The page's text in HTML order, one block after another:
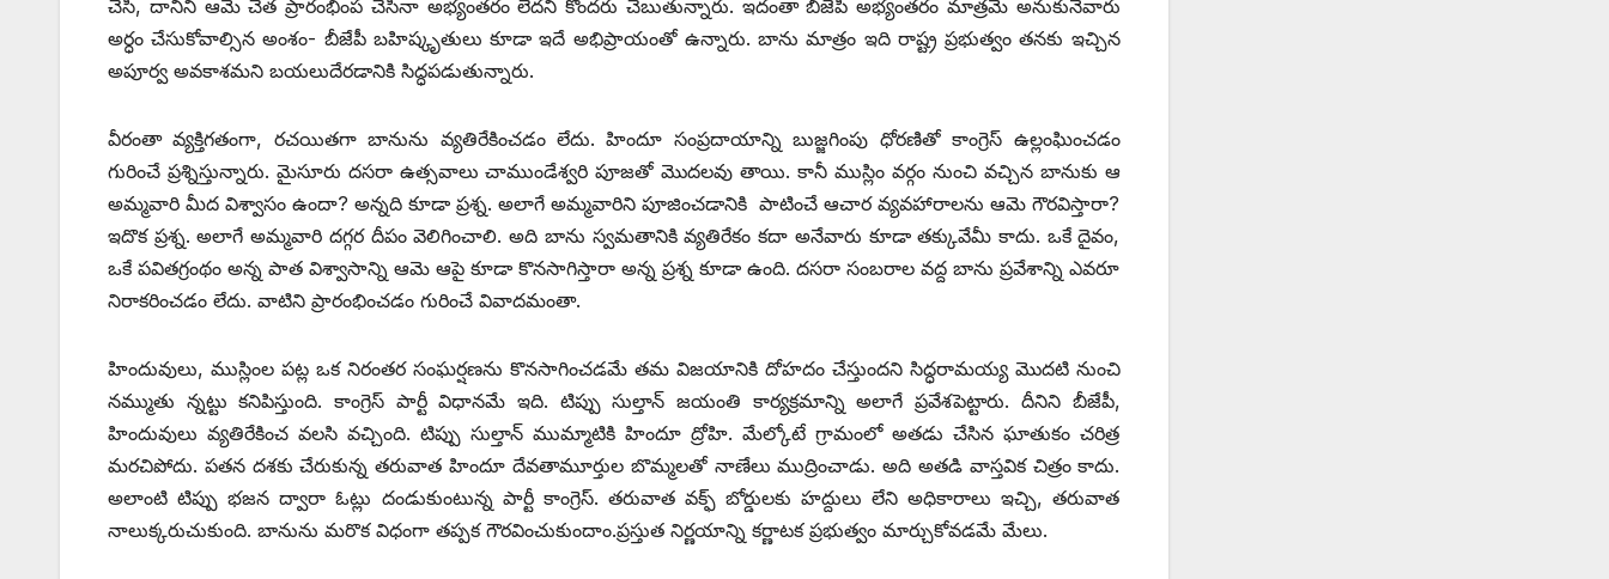
చేసి, దానిని ఆమె చేత ప్రారంభింప చేసినా అభ్యంతరం లేదని కొందరు చెబుతున్నారు. ఇదంతా బీజేపీ అభ్యంతరం మాత్రమే అనుకునేవారు
అర్ధం చేసుకోవాల్సిన అంశం- బీజేపీ బహిష్కృతులు కూడా ఇదే అభిప్రాయంతో ఉన్నారు. బాను మాత్రం ఇది రాష్ట్ర ప్రభుత్వం తనకు ఇచ్చిన
అపూర్వ అవకాశమని బయలుదేరడానికి సిద్ధపడుతున్నారు.
వీరంతా వ్యక్తిగతంగా, రచయితగా బానును వ్యతిరేకించడం లేదు. హిందూ సంప్రదాయాన్ని బుజ్జగింపు ధోరణితో కాంగ్రెస్‌ ఉల్లంఘించడం
గురించే ప్రశ్నిస్తున్నారు. మైసూరు దసరా ఉత్సవాలు చాముండేశ్వరి పూజతో మొదలవు తాయి. కానీ ముస్లిం వర్గం నుంచి వచ్చిన బానుకు ఆ
అమ్మవారి మీద విశ్వాసం ఉందా? అన్నది కూడా ప్రశ్న. అలాగే అమ్మవారిని పూజించడానికి పాటించే ఆచార వ్యవహారాలను ఆమె గౌరవిస్తారా?
ఇదొక ప్రశ్న. అలాగే అమ్మవారి దగ్గర దీపం వెలిగించాలి. అది బాను స్వమతానికి వ్యతిరేకం కదా అనేవారు కూడా తక్కువేమీ కాదు. ఒకే దైవం,
ఒకే పవితగ్రంథం అన్న పాత విశ్వాసాన్ని ఆమె ఆపై కూడా కొనసాగిస్తారా అన్న ప్రశ్న కూడా ఉంది. దసరా సంబరాల వద్ద బాను ప్రవేశాన్ని ఎవరూ
నిరాకరించడం లేదు. వాటిని ప్రారంభించడం గురించే వివాదమంతా.
హిందువులు, ముస్లింల పట్ల ఒక నిరంతర సంఘర్షణను కొనసాగించడమే తమ విజయానికి దోహదం చేస్తుందని సిద్ధరామయ్య మొదటి నుంచి
నమ్ముతు న్నట్టు కనిపిస్తుంది. కాంగ్రెస్‌ ‌పార్టీ విధానమే ఇది. టిప్పు సుల్తాన్‌ ‌జయంతి కార్యక్రమాన్ని అలాగే ప్రవేశపెట్టారు. దీనిని బీజేపీ,
హిందువులు వ్యతిరేకించ వలసి వచ్చింది. టిప్పు సుల్తాన్‌ ‌ముమ్మాటికి హిందూ ద్రోహి. మేల్కోటే గ్రామంలో అతడు చేసిన ఘాతుకం చరిత్ర
మరచిపోదు. పతన దశకు చేరుకున్న తరువాత హిందూ దేవతామూర్తుల బొమ్మలతో నాణేలు ముద్రించాడు. అది అతడి వాస్తవిక చిత్రం కాదు.
అలాంటి టిప్పు భజన ద్వారా ఓట్లు దండుకుంటున్న పార్టీ కాంగ్రెస్‌. ‌తరువాత వక్ఫ్ ‌బోర్డులకు హద్దులు లేని అధికారాలు ఇచ్చి, తరువాత
నాలుక్కరుచుకుంది. బానును మరొక విధంగా తప్పక గౌరవించుకుందాం.ప్రస్తుత నిర్ణయాన్ని కర్ణాటక ప్రభుత్వం మార్చుకోవడమే మేలు.